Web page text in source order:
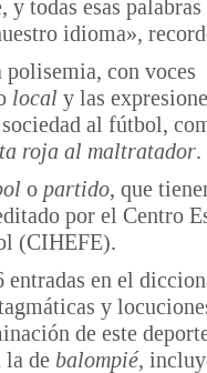
todas esas palabras
idioma»,
polisemia, con voces
local y las
al fútbol,
roja al maltratador.
o partido, que
por el Centro
(CIHEFE).
entradas en el
y
de este
la de balompié,